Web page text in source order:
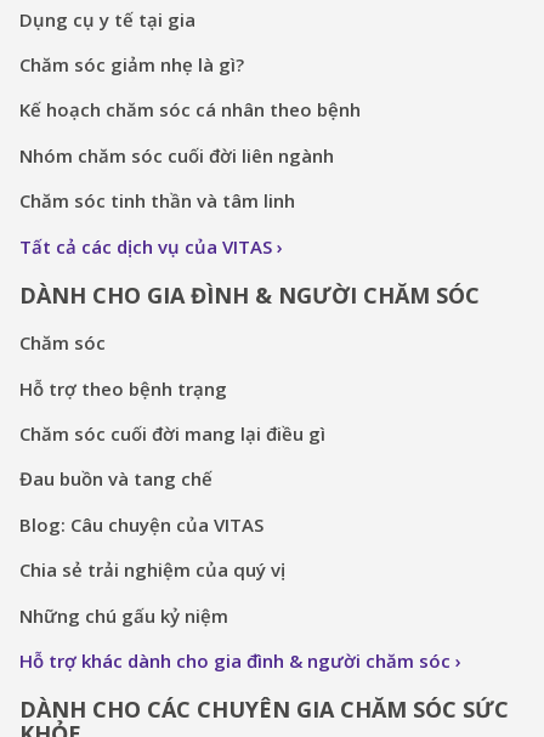
Dụng cụ y tế tại gia
Chăm sóc giảm nhẹ là gì?
Kế hoạch chăm sóc cá nhân theo bệnh
Nhóm chăm sóc cuối đời liên ngành
Chăm sóc tinh thần và tâm linh
Tất cả các dịch vụ của VITAS
DÀNH CHO GIA ĐÌNH & NGƯỜI CHĂM SÓC
Chăm sóc
Hỗ trợ theo bệnh trạng
Chăm sóc cuối đời mang lại điều gì
Đau buồn và tang chế
Blog: Câu chuyện của VITAS
Chia sẻ trải nghiệm của quý vị
Những chú gấu kỷ niệm
Hỗ trợ khác dành cho gia đình & người chăm sóc
DÀNH CHO CÁC CHUYÊN GIA CHĂM SÓC SỨC